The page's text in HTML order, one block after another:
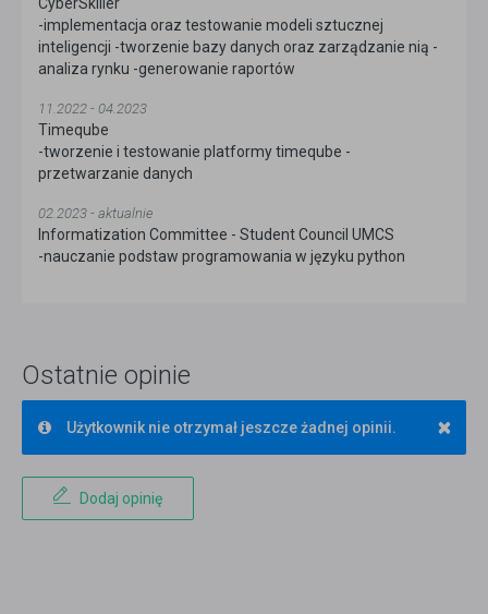
CyberSkiller
-implementacja oraz testowanie modeli sztucznej
inteligencji -tworzenie bazy danych oraz zarządzanie nią -
analiza rynku -generowanie raportów
11.2022 - 04.2023
Timeqube
-tworzenie i testowanie platformy timeqube -
przetwarzanie danych
02.2023 - aktualnie
Informatization Committee - Student Council UMCS
-nauczanie podstaw programowania w języku python
Ostatnie opinie
×
Użytkownik nie otrzymał jeszcze żadnej opinii.
Dodaj opinię